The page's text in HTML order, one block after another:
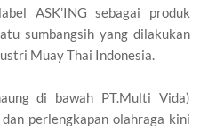
ASK’ING sebagai produk
sumbangsih yang dilakukan
Muay Thai Indonesia.
di bawah PT.Multi Vida)
perlengkapan olahraga kini